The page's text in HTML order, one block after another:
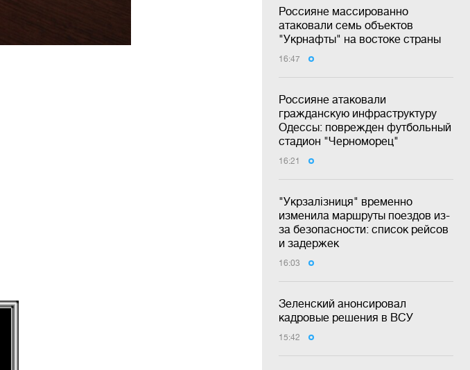
Россияне массированно
атаковали семь объектов
"Укрнафты" на востоке страны
16:47
Россияне атаковали
гражданскую инфраструктуру
Одессы: поврежден футбольный
стадион "Черноморец"
16:21
"Укрзалізниця" временно
изменила маршруты поездов из-
за безопасности: список рейсов
и задержек
16:03
Зеленский анонсировал
кадровые решения в ВСУ
15:42